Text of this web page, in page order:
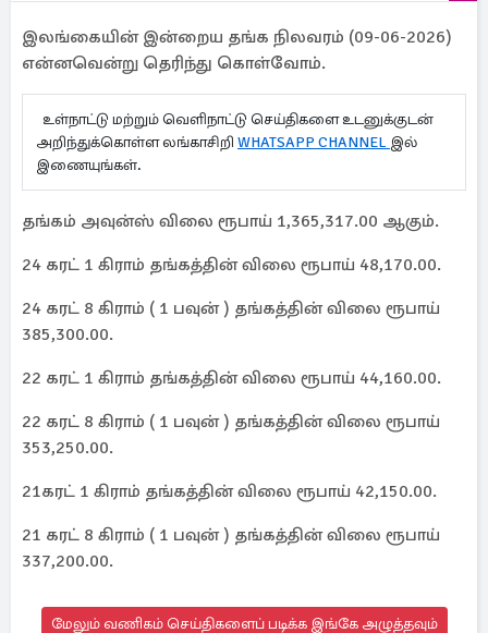
இலங்கையின் இன்றைய தங்க நிலவரம் (09-06-2026)
என்னவென்று தெரிந்து கொள்வோம்.
உள்நாட்டு மற்றும் வெளிநாட்டு செய்திகளை உடனுக்குடன்
அறிந்துக்கொள்ள லங்காசிறி WHATSAPP CHANNEL இல்
இணையுங்கள்.
தங்கம் அவுன்ஸ் விலை ரூபாய் 1,365,317.00 ஆகும்.
24 கரட் 1 கிராம் தங்கத்தின் விலை ரூபாய் 48,170.00.
24 கரட் 8 கிராம் ( 1 பவுன் ) தங்கத்தின் விலை ரூபாய்
385,300.00.
22 கரட் 1 கிராம் தங்கத்தின் விலை ரூபாய் 44,160.00.
22 கரட் 8 கிராம் ( 1 பவுன் ) தங்கத்தின் விலை ரூபாய்
353,250.00.
21கரட் 1 கிராம் தங்கத்தின் விலை ரூபாய் 42,150.00.
21 கரட் 8 கிராம் ( 1 பவுன் ) தங்கத்தின் விலை ரூபாய்
337,200.00.
மேலும் வணிகம் செய்திகளைப் படிக்க இங்கே அழுத்தவும்